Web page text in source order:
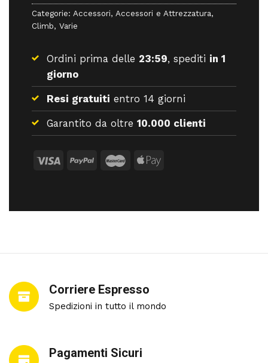
Categorie: Accessori, Accessori e Attrezzatura,
Climb, Varie
Ordini prima delle 23:59, spediti in 1
giorno
Resi gratuiti entro 14 giorni
Garantito da oltre 10.000 clienti
Corriere Espresso
Spedizioni in tutto il mondo
Pagamenti Sicuri